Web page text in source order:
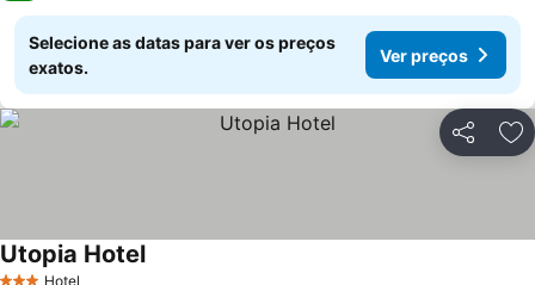
Selecione as datas para ver os preços
exatos.
Ver preços
Partilhar
Hotel
Utopia Hotel